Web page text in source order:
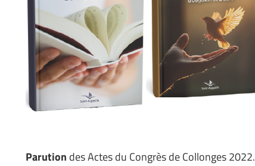
Parution des Actes du Congrès de Collonges 2022.